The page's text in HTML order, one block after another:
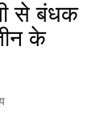
से बंधक
के